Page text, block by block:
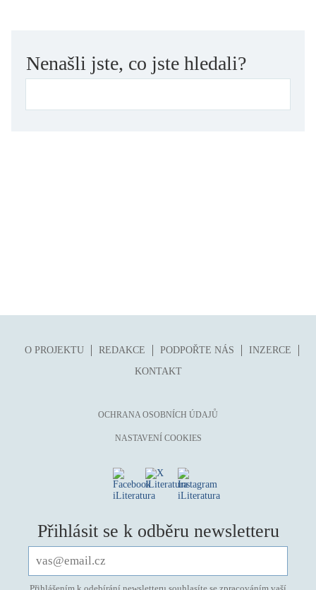
Nenašli jste, co jste hledali?
O PROJEKTU REDAKCE PODPOŘTE NÁS
INZERCE
KONTAKT
OCHRANA OSOBNÍCH ÚDAJŮ
NASTAVENÍ COOKIES
Přihlásit se k odběru newsletteru